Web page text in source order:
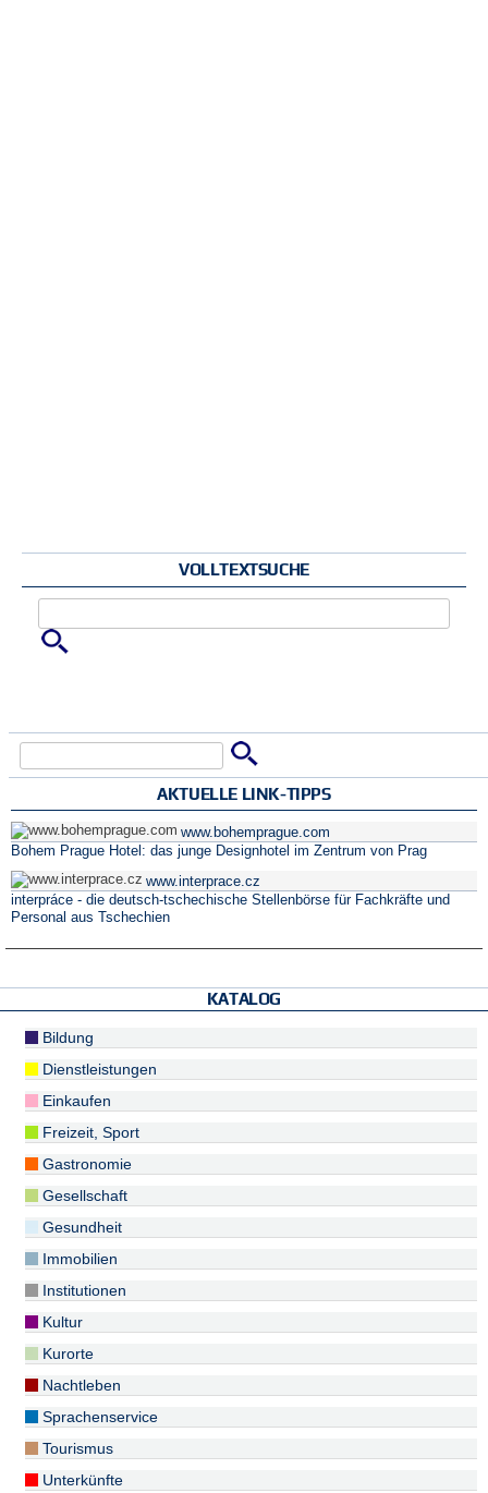
VOLLTEXTSUCHE
AKTUELLE LINK-TIPPS
www.bohemprague.com
Bohem Prague Hotel: das junge Designhotel im Zentrum von Prag
www.interprace.cz
interpráce - die deutsch-tschechische Stellenbörse für Fachkräfte und
Personal aus Tschechien
KATALOG
Bildung
Dienstleistungen
Einkaufen
Freizeit, Sport
Gastronomie
Gesellschaft
Gesundheit
Immobilien
Institutionen
Kultur
Kurorte
Nachtleben
Sprachenservice
Tourismus
Unterkünfte